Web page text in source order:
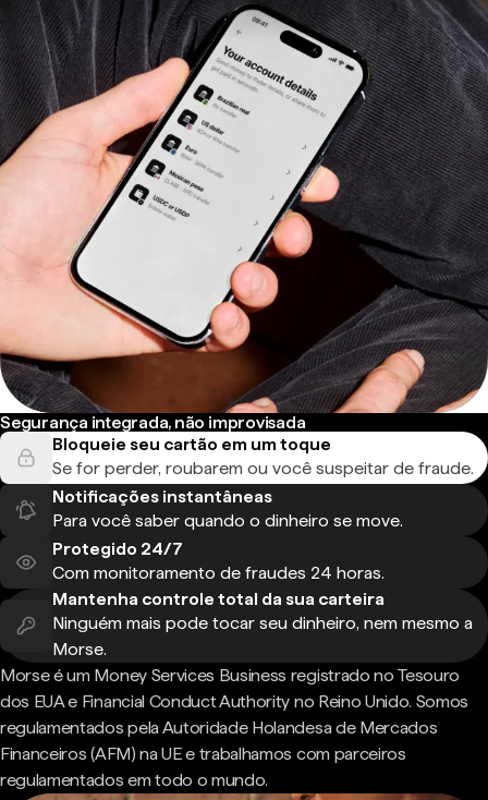
Segurança integrada, não improvisada
Bloqueie seu cartão em um toque
Se for perder, roubarem ou você suspeitar de fraude.
Notificações instantâneas
Para você saber quando o dinheiro se move.
Protegido 24/7
Com monitoramento de fraudes 24 horas.
Mantenha controle total da sua carteira
Ninguém mais pode tocar seu dinheiro, nem mesmo a
Morse.
Morse é um Money Services Business registrado no Tesouro
dos EUA e Financial Conduct Authority no Reino Unido. Somos
regulamentados pela Autoridade Holandesa de Mercados
Financeiros (AFM) na UE e trabalhamos com parceiros
regulamentados em todo o mundo.